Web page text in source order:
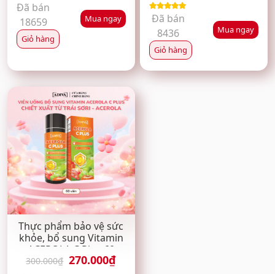
Đã bán
18659
Giỏ hàng
Mua ngay
Được xếp
sao
Đã bán
8436
Giỏ hàng
Mua ngay
Thực phẩm bảo vệ sức
khỏe, bổ sung Vitamin
ACEROLA C Plus 60
viên/hộp
300.000₫ Giá
270.000₫Giá